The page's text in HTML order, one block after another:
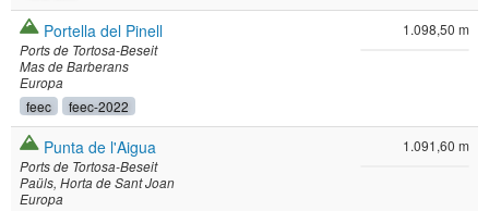
Portella del Pinell
Ports de Tortosa-Beseit
Mas de Barberans
Europa
feec feec-2022
1.098,50 m
Punta de l'Aigua
Ports de Tortosa-Beseit
Paüls Horta de Sant Joan
Europa
1.091,60 m